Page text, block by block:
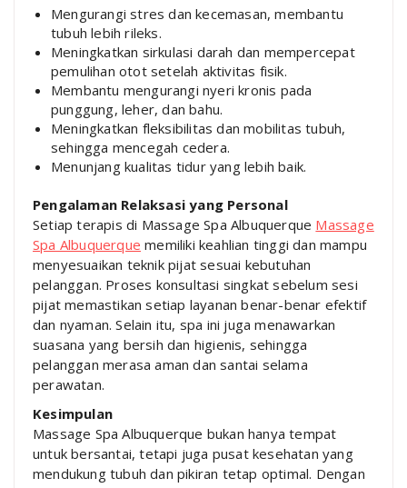
Mengurangi stres dan kecemasan, membantu
tubuh lebih rileks.
Meningkatkan sirkulasi darah dan mempercepat
pemulihan otot setelah aktivitas fisik.
Membantu mengurangi nyeri kronis pada
punggung, leher, dan bahu.
Meningkatkan fleksibilitas dan mobilitas tubuh,
sehingga mencegah cedera.
Menunjang kualitas tidur yang lebih baik.
Pengalaman Relaksasi yang Personal
Setiap terapis di Massage Spa Albuquerque Massage
Spa Albuquerque memiliki keahlian tinggi dan mampu
menyesuaikan teknik pijat sesuai kebutuhan
pelanggan. Proses konsultasi singkat sebelum sesi
pijat memastikan setiap layanan benar-benar efektif
dan nyaman. Selain itu, spa ini juga menawarkan
suasana yang bersih dan higienis, sehingga
pelanggan merasa aman dan santai selama
perawatan.
Kesimpulan
Massage Spa Albuquerque bukan hanya tempat
untuk bersantai, tetapi juga pusat kesehatan yang
mendukung tubuh dan pikiran tetap optimal. Dengan